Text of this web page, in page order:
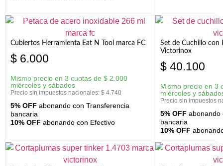
Cubiertos Herramienta Eat N Tool marca FC
$ 6.000
Mismo precio en 3 cuotas de $ 2.000
miércoles y sábados
Precio sin impuestos nacionales: $ 4.740
5% OFF abonando con Transferencia
bancaria
10% OFF abonando con Efectivo
Set de Cuchillo con
Victorinox
$ 40.100
Mismo precio en 3
miércoles y
Precio sin impuestos
5% OFF abonando
bancaria
10% OFF